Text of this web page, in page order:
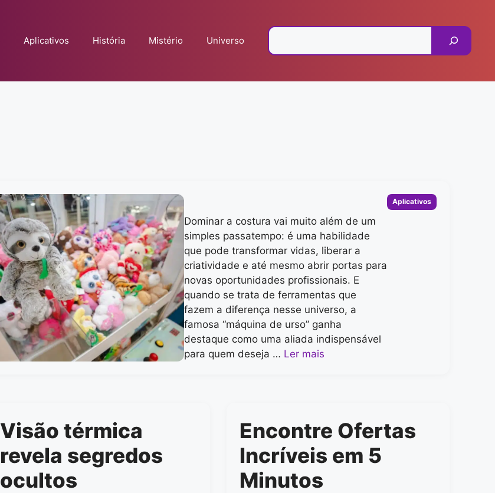
Aplicativos História Mistério Universo
Dominar a costura vai muito além de um
simples passatempo: é uma habilidade
que pode transformar vidas, liberar a
criatividade e até mesmo abrir portas para
novas oportunidades profissionais. E
quando se trata de ferramentas que
fazem a diferença nesse universo, a
famosa “máquina de urso” ganha
destaque como uma aliada indispensável
para quem deseja … Ler mais
Categorias
Aplicativos
Visão térmica
revela segredos
ocultos
Encontre Ofertas
Incríveis em 5
Minutos